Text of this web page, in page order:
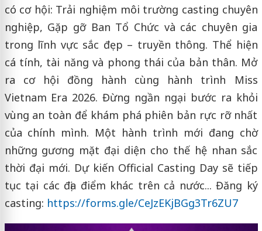
có cơ hội: Trải nghiệm môi trường casting chuyên
nghiệp, Gặp gỡ Ban Tổ Chức và các chuyên gia
trong lĩnh vực sắc đẹp – truyền thông. Thể hiện
cá tính, tài năng và phong thái của bản thân. Mở
ra cơ hội đồng hành cùng hành trình Miss
Vietnam Era 2026. Đừng ngần ngại bước ra khỏi
vùng an toàn để khám phá phiên bản rực rỡ nhất
của chính mình. Một hành trình mới đang chờ
những gương mặt đại diện cho thế hệ nhan sắc
thời đại mới. Dự kiến Official Casting Day sẽ tiếp
tục tại các địa điểm khác trên cả nước... Đăng ký
casting: https://forms.gle/CeJzEKjBGg3Tr6ZU7